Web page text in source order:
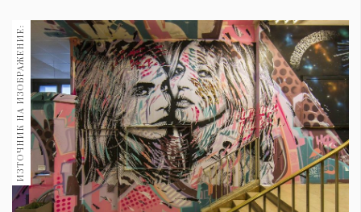
Книги
30+ 1970
Гурме 1710
Пътувай
237
Здраве 389
ИЗТОЧНИК НА ИЗОБРАЖЕНИЕ: